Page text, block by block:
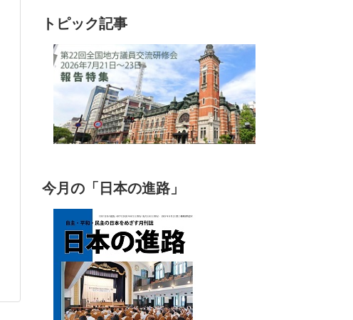
トピック記事
今月の「日本の進路」